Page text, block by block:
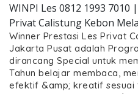
WINPI Les 0812 1993 7010
Privat Calistung Kebon
Winner Prestasi Les Privat
Jakarta Pusat adalah
dirancang Special untuk
Tahun belajar membaca,
efektif &amp; kreatif sesuai